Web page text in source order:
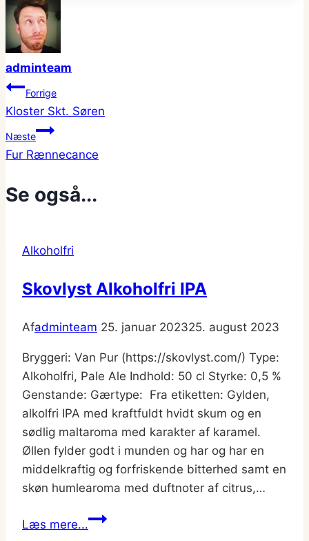
adminteam
Indlægsnavigation
Forrige
Kloster Skt. Søren
Næste
Fur Rænnecance
Se også...
Alkoholfri
Skovlyst Alkoholfri IPA
Afadminteam 25. januar 202325. august 2023
Bryggeri: Van Pur (https://skovlyst.com/) Type:
Alkoholfri, Pale Ale Indhold: 50 cl Styrke: 0,5 %
Genstande: Gærtype: Fra etiketten: Gylden,
alkolfri IPA med kraftfuldt hvidt skum og en
sødlig maltaroma med karakter af karamel.
Øllen fylder godt i munden og har og har en
middelkraftig og forfriskende bitterhed samt en
skøn humlearoma med duftnoter af citrus,…
Læs mere...Skovlyst